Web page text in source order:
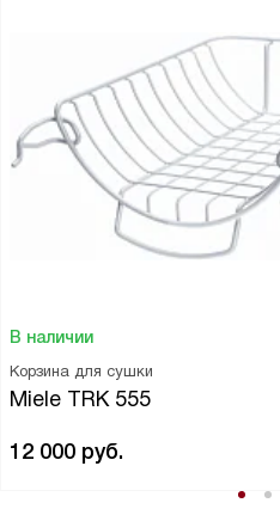
В наличии
Корзина для сушки
Miele TRK 555
12 000 руб.